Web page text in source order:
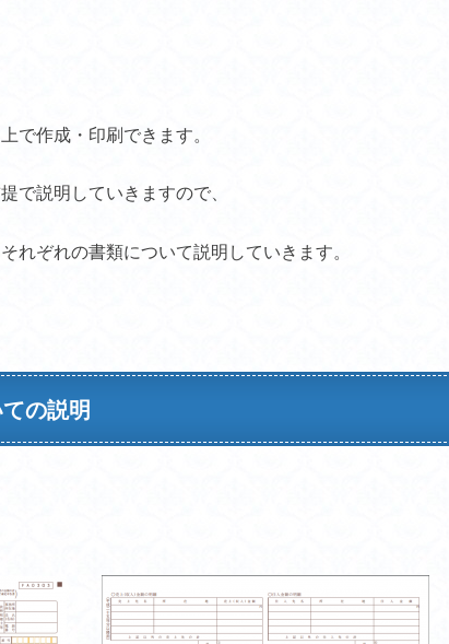
で作成・印刷できます。
で説明していきますので、
れぞれの書類について説明していきます。
の説明